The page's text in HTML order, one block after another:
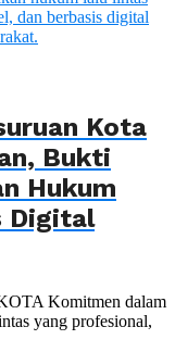
Kota
Bukti
Hukum
Digital
Komitmen dalam
yang profesional,